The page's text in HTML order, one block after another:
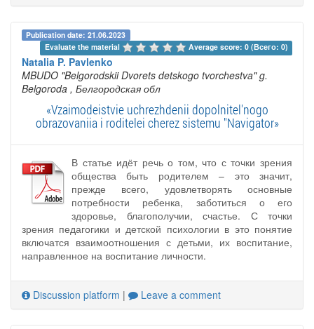
Publication date: 21.06.2023
Evaluate the material
Average score: 0 (Всего: 0)
Natalia P. Pavlenko
MBUDO "Belgorodskii Dvorets detskogo tvorchestva" g.
Belgoroda , Белгородская обл
«Vzaimodeistvie uchrezhdenii dopolnitel'nogo
obrazovaniia i roditelei cherez sistemu "Navigator»
В статье идёт речь о том, что с точки зрения
общества быть родителем – это значит,
прежде всего, удовлетворять основные
потребности ребенка, заботиться о его
здоровье, благополучии, счастье. С точки
зрения педагогики и детской психологии в это понятие
включатся взаимоотношения с детьми, их воспитание,
направленное на воспитание личности.
Discussion platform | Leave a comment